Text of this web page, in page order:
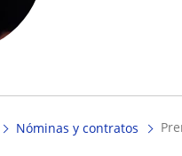
Nóminas y contratos